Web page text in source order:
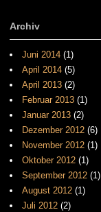
Archiv
Juni 2014 (1)
April 2014 (5)
April 2013 (2)
Februar 2013 (1)
Januar 2013 (2)
Dezember 2012 (6)
November 2012 (1)
Oktober 2012 (1)
September 2012 (1)
August 2012 (1)
Juli 2012 (2)